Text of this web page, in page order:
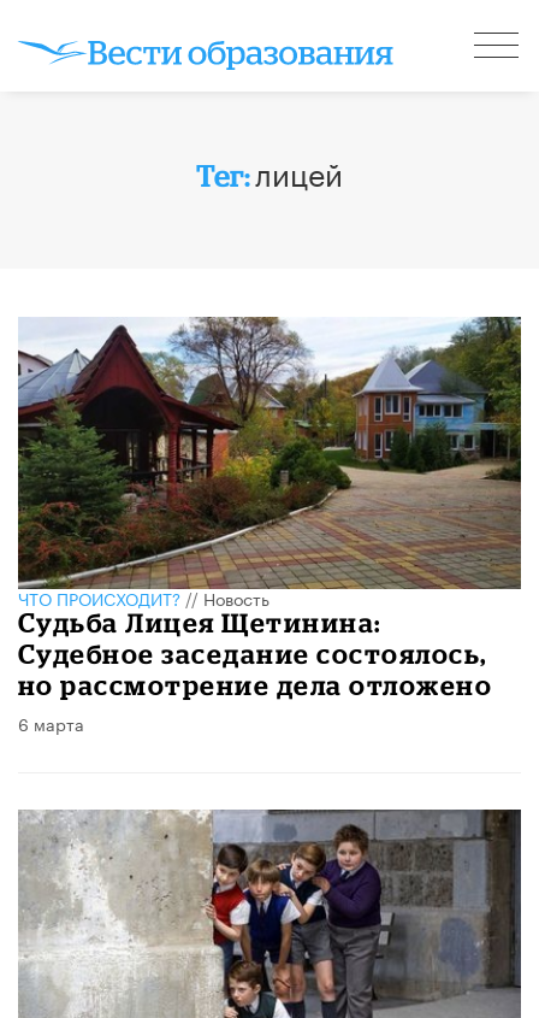
Тег:лицей
ЧТО ПРОИСХОДИТ?//Новость
Судьба Лицея Щетинина:
Судебное заседание состоялось,
но рассмотрение дела отложено
6 марта